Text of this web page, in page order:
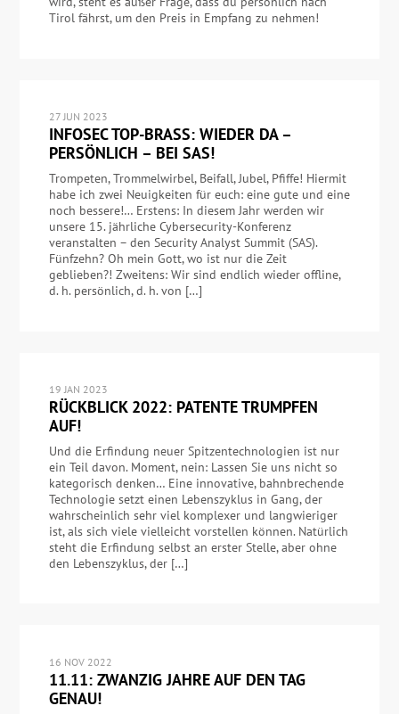
Tirol fährst, um den Preis in Empfang zu nehmen!
27 JUN 2023
INFOSEC TOP-BRASS: WIEDER DA –
PERSÖNLICH – BEI SAS!
Trompeten, Trommelwirbel, Beifall, Jubel, Pfiffe! Hiermit
habe ich zwei Neuigkeiten für euch: eine gute und eine
noch bessere!… Erstens: In diesem Jahr werden wir
unsere 15. jährliche Cybersecurity-Konferenz
veranstalten – den Security Analyst Summit (SAS).
Fünfzehn? Oh mein Gott, wo ist nur die Zeit
geblieben?! Zweitens: Wir sind endlich wieder offline,
d. h. persönlich, d. h. von […]
19 JAN 2023
RÜCKBLICK 2022: PATENTE TRUMPFEN
AUF!
Und die Erfindung neuer Spitzentechnologien ist nur
ein Teil davon. Moment, nein: Lassen Sie uns nicht so
kategorisch denken… Eine innovative, bahnbrechende
Technologie setzt einen Lebenszyklus in Gang, der
wahrscheinlich sehr viel komplexer und langwieriger
ist, als sich viele vielleicht vorstellen können. Natürlich
steht die Erfindung selbst an erster Stelle, aber ohne
den Lebenszyklus, der […]
16 NOV 2022
11.11: ZWANZIG JAHRE AUF DEN TAG
GENAU!